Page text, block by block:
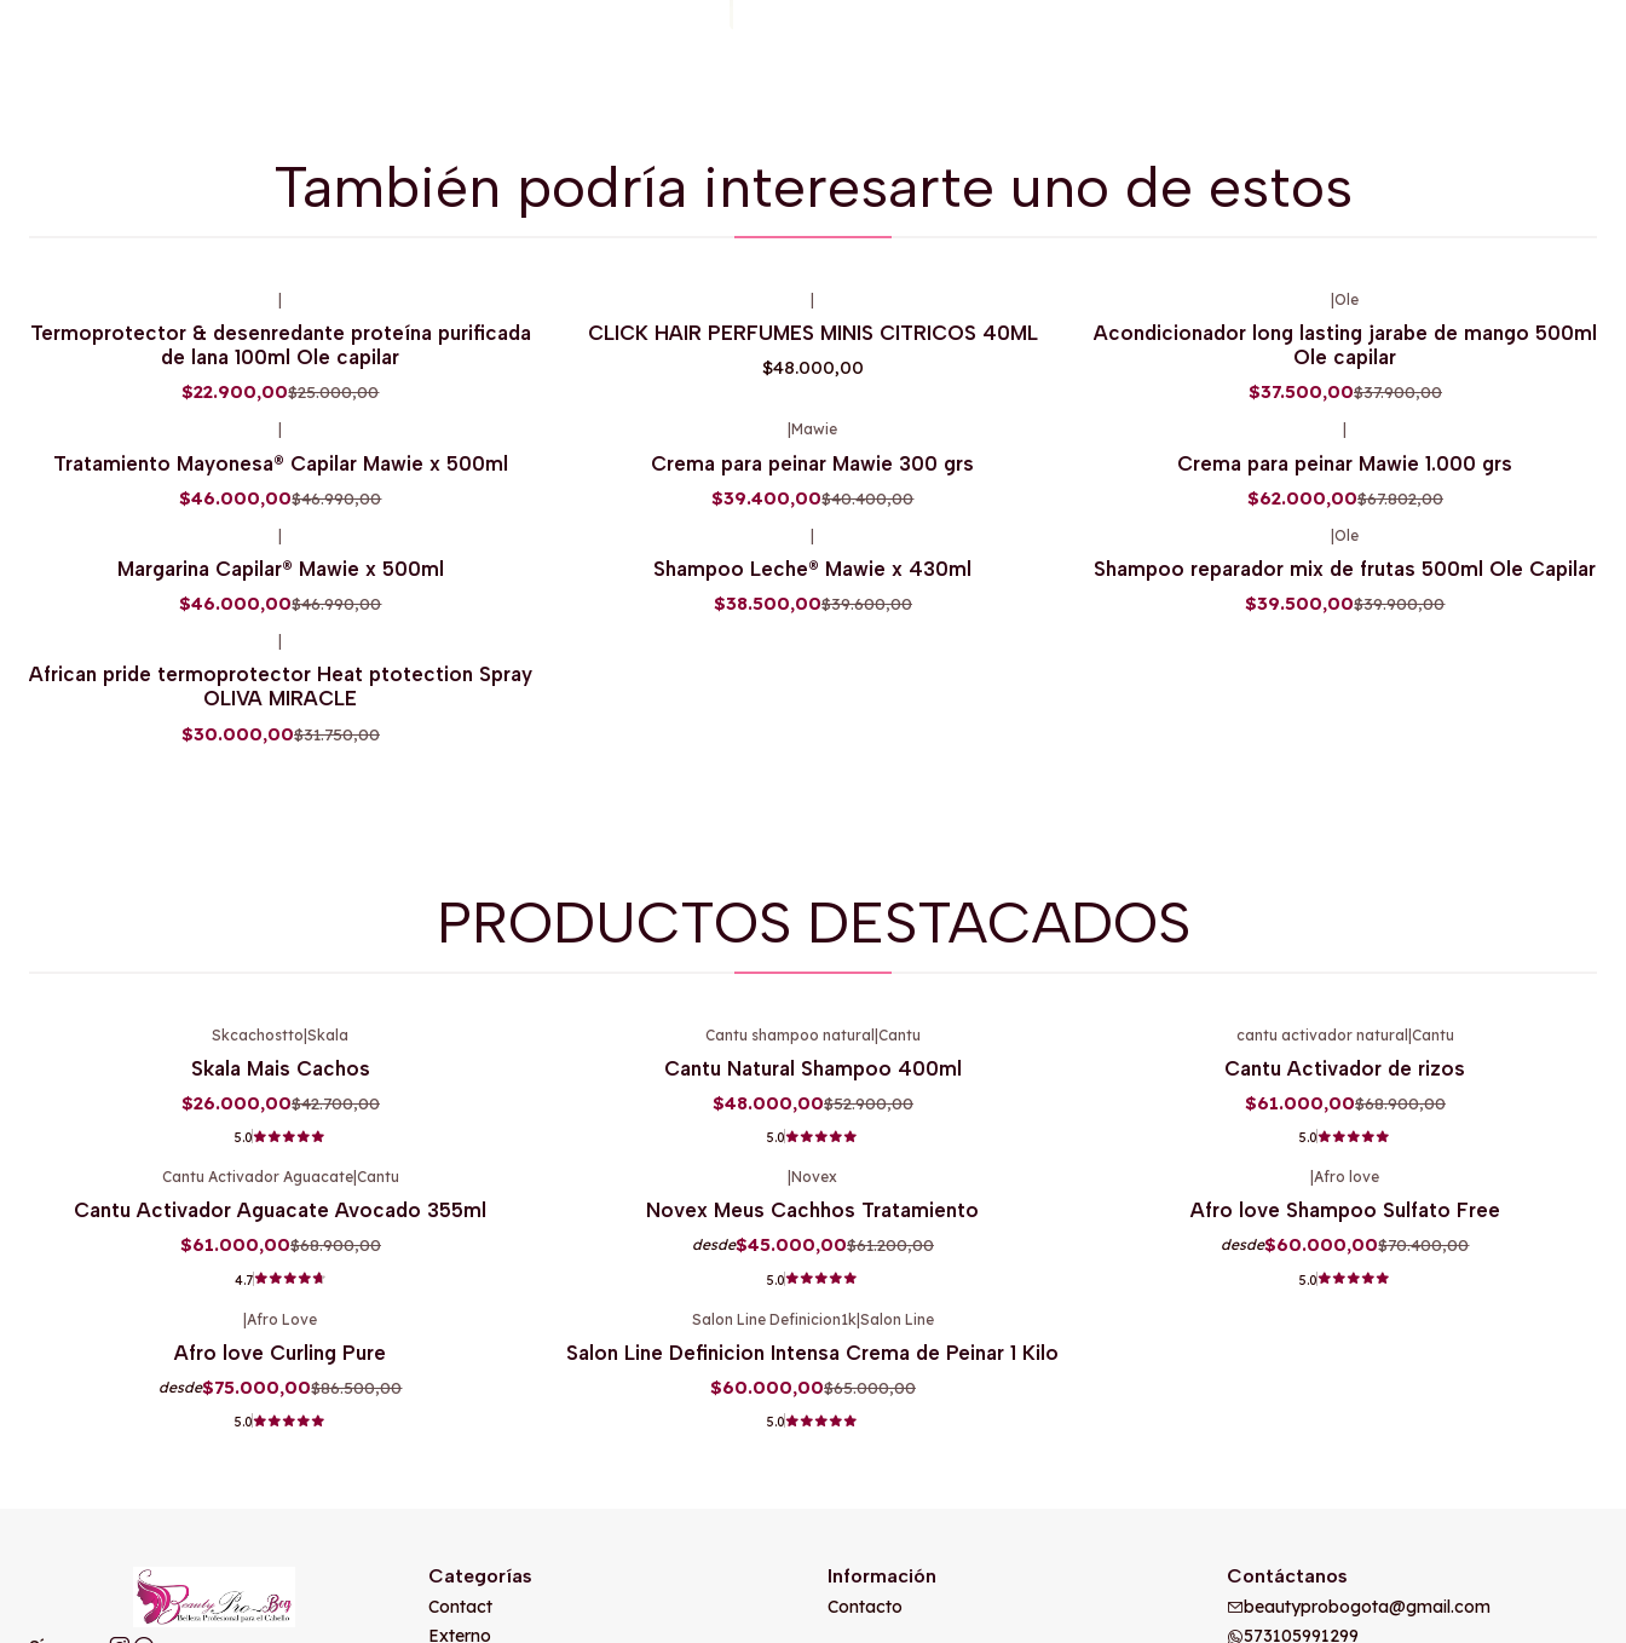
También podría interesarte uno de estos
Termoprotector & desenredante proteína purificada
de lana 100ml Ole capilar
$22.900,00$25.000,00
CLICK HAIR PERFUMES MINIS CITRICOS 40ML
$48.000,00
|Ole
Acondicionador long lasting jarabe de mango 500ml
Ole capilar
$37.500,00$37.900,00
Tratamiento Mayonesa® Capilar Mawie x 500ml
$46.000,00$46.990,00
|Mawie
Crema para peinar Mawie 300 grs
$39.400,00$40.400,00
Crema para peinar Mawie 1.000 grs
$62.000,00$67.802,00
Margarina Capilar® Mawie x 500ml
$46.000,00$46.990,00
Shampoo Leche® Mawie x 430ml
$38.500,00$39.600,00
|Ole
Shampoo reparador mix de frutas 500ml Ole Capilar
$39.500,00$39.900,00
African pride termoprotector Heat ptotection Spray
OLIVA MIRACLE
$30.000,00$31.750,00
PRODUCTOS DESTACADOS
Skcachostto|Skala
Skala Mais Cachos
$26.000,00$42.700,00
5.0
Cantu shampoo natural|Cantu
Cantu Natural Shampoo 400ml
$48.000,00$52.900,00
5.0
cantu activador natural|Cantu
Cantu Activador de rizos
$61.000,00$68.900,00
5.0
Cantu Activador Aguacate| Cantu
Cantu Activador Aguacate Avocado 355ml
$61.000,00$68.900,00
4.7
|Novex
Novex Meus Cachhos Tratamiento
desde$45.000,00$61.200,00
5.0
|Afro love
Afro love Shampoo Sulfato Free
desde$60.000,00$70.400,00
5.0
|Afro Love
Afro love Curling Pure
desde$75.000,00$86.500,00
5.0
Salon Line Definicion1k|Salon Line
Salon Line Definicion Intensa Crema de Peinar 1 Kilo
$60.000,00$65.000,00
5.0
Categorías
Contact
Externo
Información
Contacto
Contáctanos
beautyprobogota@gmail.com
573105991299